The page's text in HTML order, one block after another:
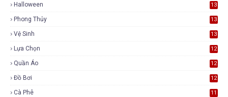
Halloween 13
Phong Thủy 13
Vệ Sinh 13
Lựa Chọn 12
Quần Áo 12
Đồ Bơi 12
Cà Phê 11